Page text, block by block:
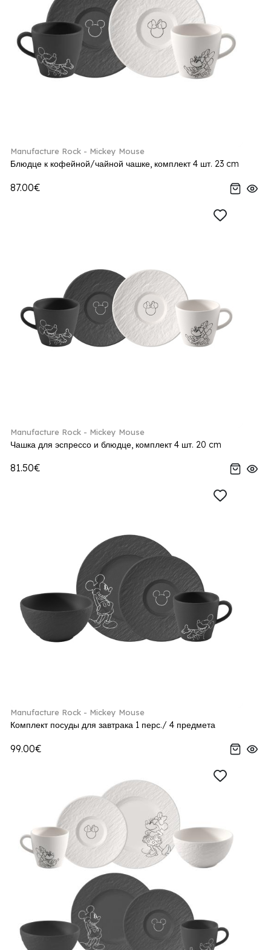
Manufacture Rock - Mickey Mouse
Блюдце к кофейной/чайной чашке, комплект 4 шт. 23 cm
87.00€
Manufacture Rock - Mickey Mouse
Чашка для эспрессо и блюдце, комплект 4 шт. 20 cm
81.50€
Manufacture Rock - Mickey Mouse
Комплект посуды для завтрака 1 перс./ 4 предмета
99.00€